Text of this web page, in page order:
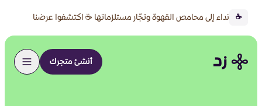
☕ نداء إلى محامص القهوة وتجّار مستلزماتها ☕ اكتشفوا عرضنا
الخاص 🔥
أنشئ متجرك